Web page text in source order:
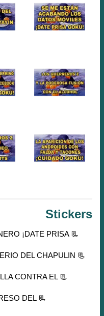
Stickers
¡DATE PRISA
DEL CHAPULIN
CONTRA EL
DEL